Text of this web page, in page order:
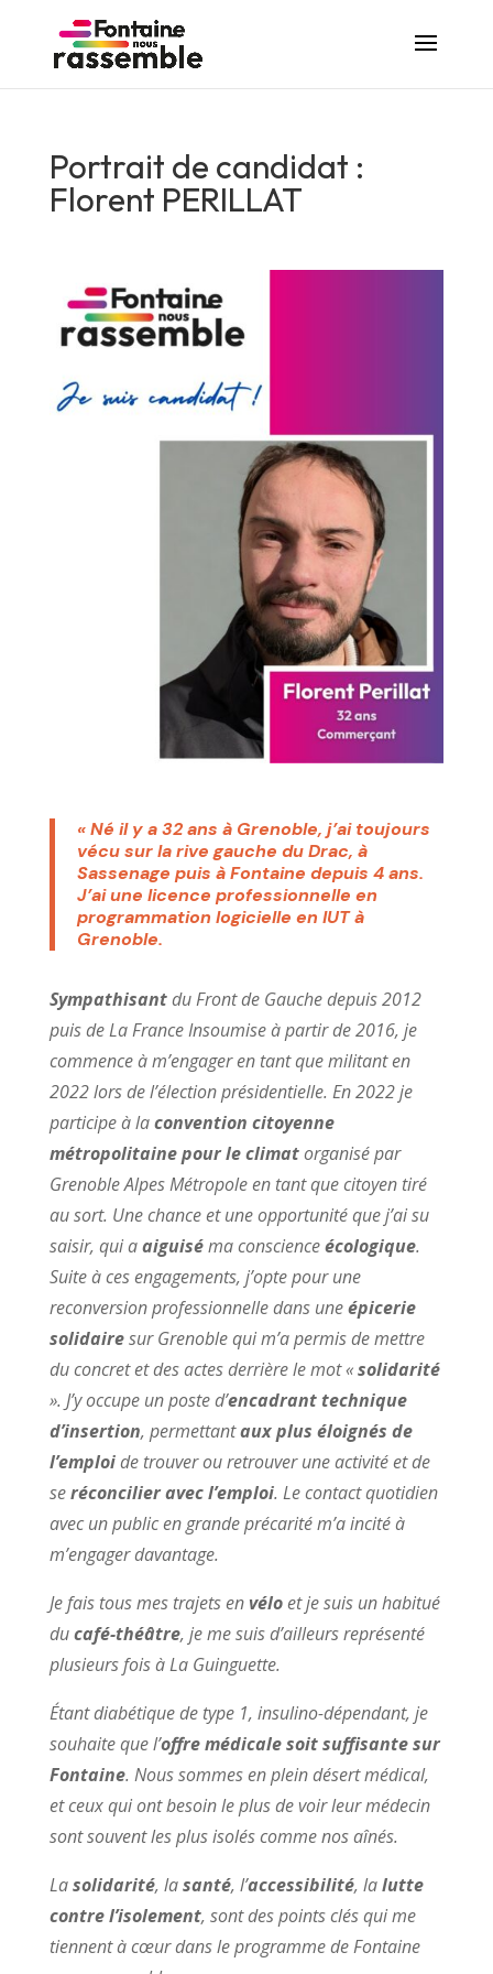
Portrait de candidat :
Florent PERILLAT
« Né il y a 32 ans à Grenoble, j’ai toujours
vécu sur la rive gauche du Drac, à
Sassenage puis à Fontaine depuis 4 ans.
J’ai une licence professionnelle en
programmation logicielle en IUT à
Grenoble.
Sympathisantdu Front de Gauche depuis 2012
puis de La France Insoumise à partir de 2016, je
commence à m’engager en tant que militant en
2022 lors de l’élection présidentielle. En 2022 je
participe à laconvention citoyenne
métropolitaine pour le climatorganisé par
Grenoble Alpes Métropole en tant que citoyen tiré
au sort. Une chance et une opportunité que j’ai su
saisir, qui aaiguiséma conscienceécologique.
Suite à ces engagements, j’opte pour une
reconversion professionnelle dans uneépicerie
solidairesur Grenoble qui m’a permis de mettre
du concret et des actes derrière le mot «solidarité
». J’y occupe un poste d’encadrant technique
d’insertion, permettantaux plus éloignés de
l’emploide trouver ou retrouver une activité et de
seréconcilier avec l’emploi. Le contact quotidien
avec un public en grande précarité m’a incité à
m’engager davantage.
Je fais tous mes trajets en véloet je suis un habitué
ducafé-théâtre, je me suis d’ailleurs représenté
plusieurs fois à La Guinguette.
Étant diabétique de type 1, insulino-dépendant, je
souhaite que l’offre médicale soit suffisante sur
Fontaine. Nous sommes en plein désert médical,
et ceux qui ont besoin le plus de voir leur médecin
sont souvent les plus isolés comme nos aînés.
Lasolidarité, lasanté, l’accessibilité, lalutte
contre l’isolement, sont des points clés qui me
tiennent à cœur dans le programme de Fontaine